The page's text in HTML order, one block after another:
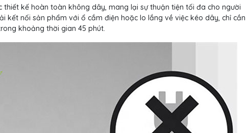
kế hoàn toàn không dây, mang lại sự thuận tiện tối đa cho người
kết nối sản phẩm với ổ cắm điện hoặc lo lắng về việc kéo dây, chỉ cần
khoảng thời gian 45 phút.